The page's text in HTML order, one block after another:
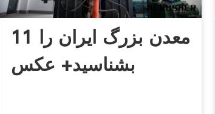
11 معدن بزرگ ایران را
بشناسید+ عکس